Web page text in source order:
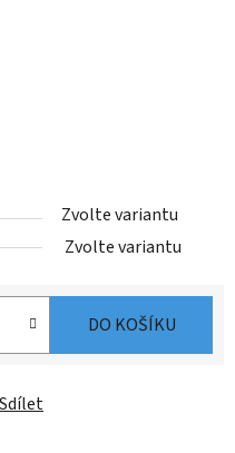
Zvolte variantu
Zvolte variantu
DO KOŠÍKU
Sdílet